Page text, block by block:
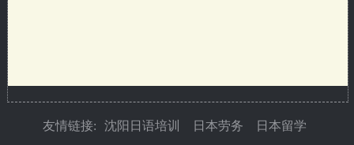
友情链接: 沈阳日语培训 日本劳务 日本留学